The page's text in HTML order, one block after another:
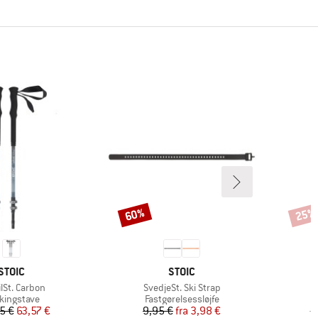
Carbon
Pris
€Nedsat pris
63,57 €
MÆRKE
STOIC
Artikel
SvedjeSt. Ski Strap
Produktgruppe
Fastgørelsessløjfe
Pris
9,95 € Nedsat pris
fra 3,98 €
Rabat
60% Rabat
25%